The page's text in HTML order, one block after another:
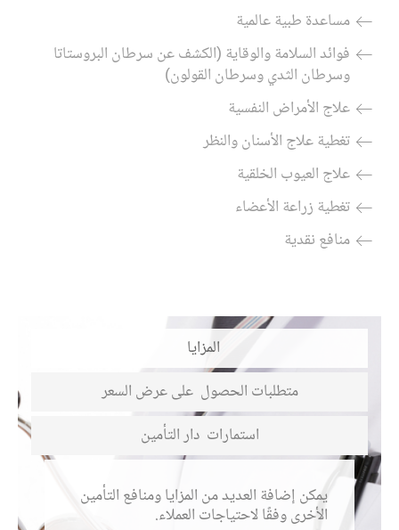
مساعدة طبية عالمية
فوائد السلامة والوقاية (الكشف عن سرطان البروستاتا
وسرطان الثدي وسرطان القولون)
علاج الأمراض النفسية
تغطية علاج الأسنان والنظر
علاج العيوب الخلقية
تغطية زراعة الأعضاء
منافع نقدية
المزايا
متطلبات الحصول على عرض السعر
استمارات دار التأمين
يمكن إضافة العديد من المزايا ومنافع التأمين
الأخرى وفقًا لاحتياجات العملاء.